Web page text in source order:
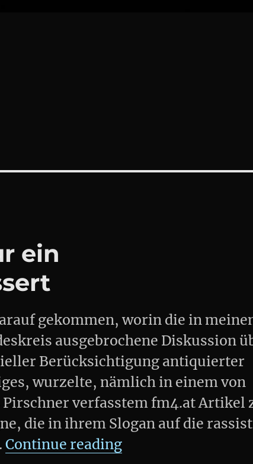
ein
gekommen, worin die in
ausgebrochene Diskussion
Berücksichtigung antiquierter
wurzelte, nämlich in einem von
Pirschner verfasstem fm4.at Artikel
die in ihrem Slogan auf die
Continue reading„Es ist niemals